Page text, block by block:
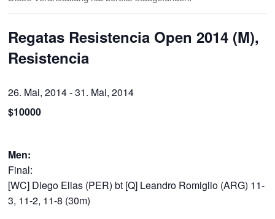
Regatas Resistencia Open 2014 (M),
Resistencia
26. Mai, 2014-31. Mai, 2014
$10000
Men:
Final:
[WC] Diego Elias (PER) bt [Q] Leandro Romiglio (ARG) 11-
3, 11-2, 11-8 (30m)